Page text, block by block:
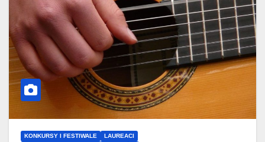
KONKURSY I FESTIWALE
LAUREACI